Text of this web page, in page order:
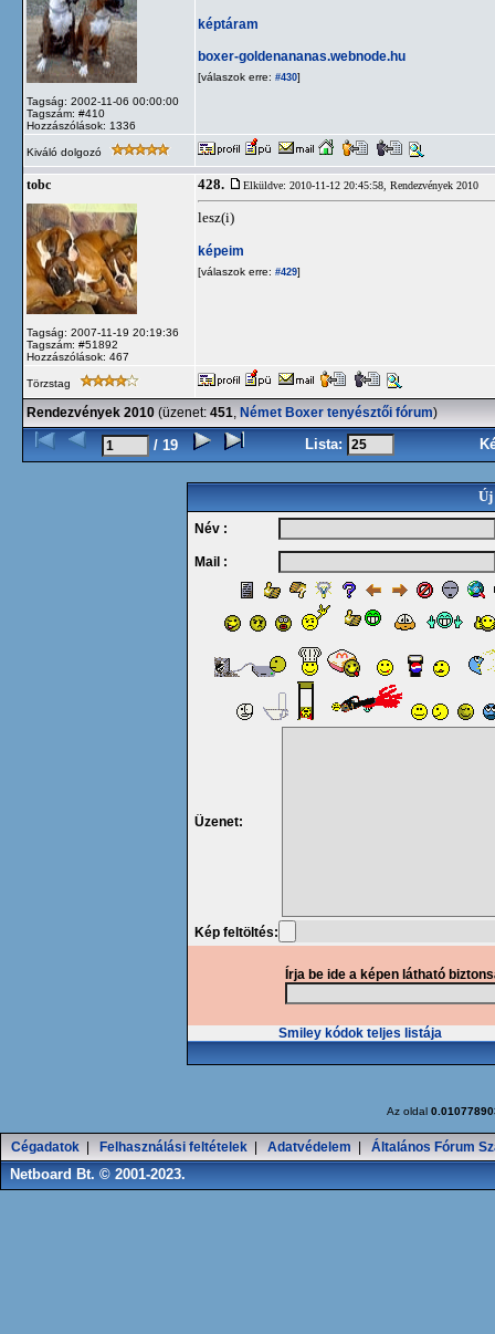
Tagság: 2002-11-06 00:00:00
Tagszám: #410
Hozzászólások: 1336
képtáram
boxer-goldenananas.webnode.hu
[válaszok erre: #430]
Kiváló dolgozó
tobc
Tagság: 2007-11-19 20:19:36
Tagszám: #51892
Hozzászólások: 467
428. Elküldve: 2010-11-12 20:45:58, Rendezvények 2010
lesz(i)
képeim
[válaszok erre: #429]
Törzstag
Rendezvények 2010 (üzenet: 451, Német Boxer tenyésztői fórum)
/ 19 Lista:
Új
Név :
Mail :
Üzenet:
Kép feltöltés:
Írja be ide a képen látható
Smiley kódok teljes listája
Az oldal
Cégadatok Felhasználási feltételek Adatvédelem Általános Fórum
Netboard Bt. © 2001-2023.